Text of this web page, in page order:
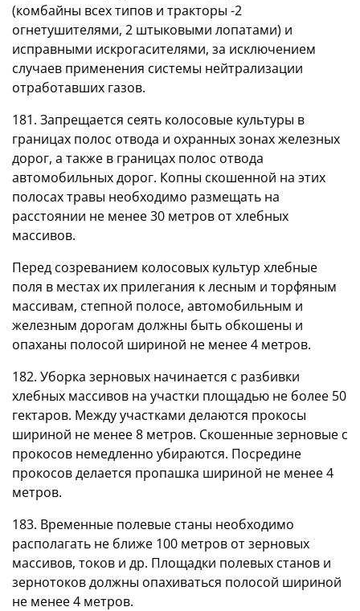
(комбайны всех типов и тракторы -2
огнетушителями, 2 штыковыми лопатами) и
исправными искрогасителями, за исключением
случаев применения системы нейтрализации
отработавших газов.
181. Запрещается сеять колосовые культуры в
границах полос отвода и охранных зонах железных
дорог, а также в границах полос отвода
автомобильных дорог. Копны скошенной на этих
полосах травы необходимо размещать на
расстоянии не менее 30 метров от хлебных
массивов.
Перед созреванием колосовых культур хлебные
поля в местах их прилегания к лесным и торфяным
массивам, степной полосе, автомобильным и
железным дорогам должны быть обкошены и
опаханы полосой шириной не менее 4 метров.
182. Уборка зерновых начинается с разбивки
хлебных массивов на участки площадью не более 50
гектаров. Между участками делаются прокосы
шириной не менее 8 метров. Скошенные зерновые с
прокосов немедленно убираются. Посредине
прокосов делается пропашка шириной не менее 4
метров.
183. Временные полевые станы необходимо
располагать не ближе 100 метров от зерновых
массивов, токов и др. Площадки полевых станов и
зернотоков должны опахиваться полосой шириной
не менее 4 метров.